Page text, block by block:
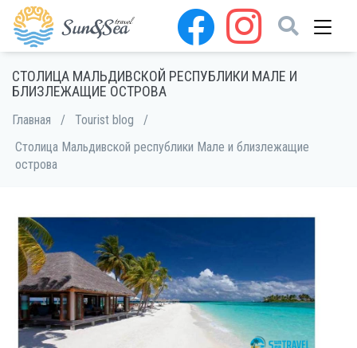
СТОЛИЦА МАЛЬДИВСКОЙ РЕСПУБЛИКИ МАЛЕ И
БЛИЗЛЕЖАЩИЕ ОСТРОВА
Главная / Tourist blog
/
Столица Мальдивской республики Мале и близлежащие
острова